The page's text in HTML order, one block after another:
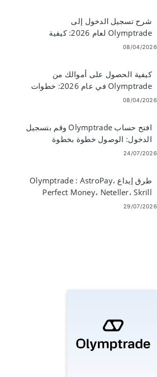
شرح تسجيل الدخول إلى
Olymptrade لعام 2026: كيفية
الوصول إلى حسابك بأمان وبسرعة
08/04/2026
كيفية الحصول على أموالك من
Olymptrade في عام 2026: خطوات
ورسوم السحب
08/04/2026
افتح حساب Olymptrade وقم بتسجيل
الدخول: الوصول خطوة بخطوة
24/07/2026
طرق إيداع Olymptrade : AstroPay،
Perfect Money، Neteller، Skrill
29/07/2026